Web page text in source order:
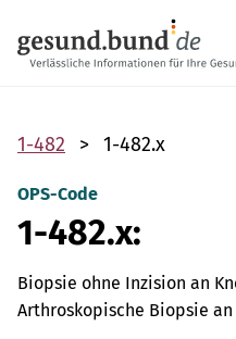
1-482 1-482.x
OPS-Code
1-482.x:
Biopsie ohne Inzision an
Arthroskopische Biopsie an